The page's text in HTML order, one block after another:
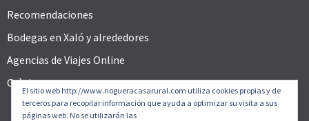
Recomendaciones
Bodegas en Xaló y alrededores
Agencias de Viajes Online
Gràcies
El sitio web http://www.nogueracasarural.com utiliza cookies propias y de
terceros para recopilar información que ayuda a optimizar su visita a sus
páginas web. No se utilizarán las